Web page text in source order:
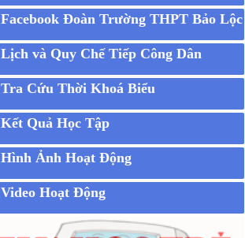
Facebook Đoàn Trường THPT Bảo Lộc
Lịch và Quy Chế Tiếp Công Dân
Tra Cứu Thời Khoá Biểu
Kết Quả Học Tập
Hình Ảnh Hoạt Động
Video Hoạt Động